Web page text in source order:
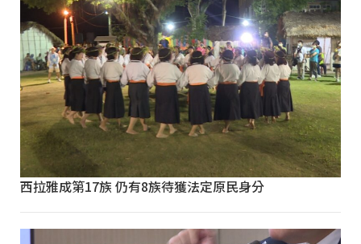
西拉雅成第17族 仍有8族待獲法定原民身分